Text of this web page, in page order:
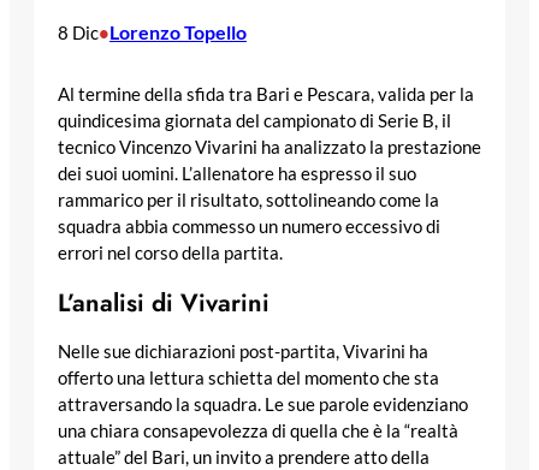
8 Dic•Lorenzo Topello
Al termine della sfida tra Bari e Pescara, valida per la
quindicesima giornata del campionato di Serie B, il
tecnico Vincenzo Vivarini ha analizzato la prestazione
dei suoi uomini. L’allenatore ha espresso il suo
rammarico per il risultato, sottolineando come la
squadra abbia commesso un numero eccessivo di
errori nel corso della partita.
L’analisi di Vivarini
Nelle sue dichiarazioni post-partita, Vivarini ha
offerto una lettura schietta del momento che sta
attraversando la squadra. Le sue parole evidenziano
una chiara consapevolezza di quella che è la “realtà
attuale” del Bari, un invito a prendere atto della